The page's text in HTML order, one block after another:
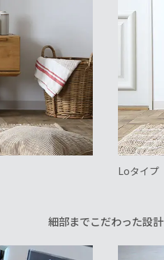
Loタイプ
細部までこだわった設計